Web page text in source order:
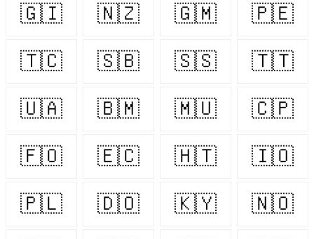
🇬🇮 🇳🇿 🇬🇲 🇵🇪
🇹🇨 🇸🇧 🇸🇸 🇹🇹
🇺🇦 🇧🇲 🇲🇺 🇨🇵
🇫🇴 🇪🇨 🇭🇹 🇮🇴
🇵🇱 🇩🇴 🇰🇾 🇳🇴